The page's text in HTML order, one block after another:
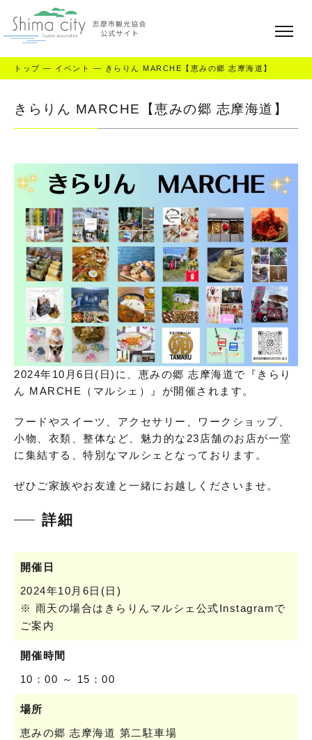
トップ — イベント — きらりん MARCHE【恵みの郷 志摩海道】
きらりん MARCHE【恵みの郷 志摩海道】
2024年10月6日(日)に、恵みの郷 志摩海道で『きらり
ん MARCHE（マルシェ）』が開催されます。
フードやスイーツ、アクセサリー、ワークショップ、
小物、衣類、整体など、魅力的な23店舗のお店が一堂
に集結する、特別なマルシェとなっております。
ぜひご家族やお友達と一緒にお越しくださいませ。
詳細
開催日
2024年10月6日(日)
※ 雨天の場合はきらりんマルシェ公式Instagramで
ご案内
開催時間
10：00 ～ 15：00
場所
恵みの郷 志摩海道 第二駐車場